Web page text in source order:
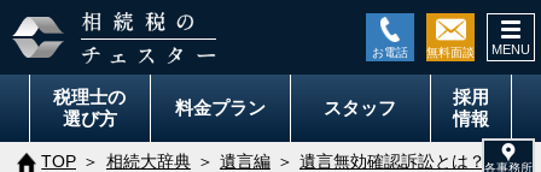
税理士の
選び方
料金プラン スタッフ
採用
情報
TOP 相続大辞典 遺言編 遺言無効確認訴訟とは？どう